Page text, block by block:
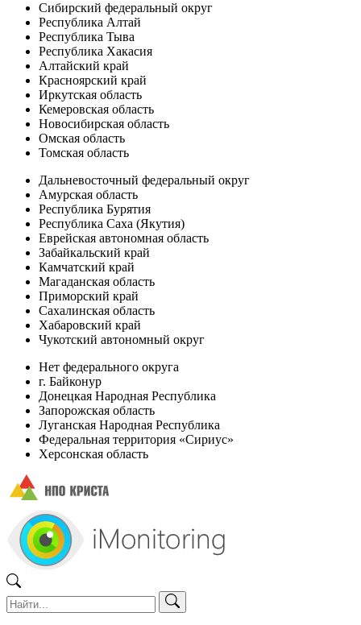
Сибирский федеральный округ
Республика Алтай
Республика Тыва
Республика Хакасия
Алтайский край
Красноярский край
Иркутская область
Кемеровская область
Новосибирская область
Омская область
Томская область
Дальневосточный федеральный округ
Амурская область
Республика Бурятия
Республика Саха (Якутия)
Еврейская автономная область
Забайкальский край
Камчатский край
Магаданская область
Приморский край
Сахалинская область
Хабаровский край
Чукотский автономный округ
Нет федерального округа
г. Байконур
Донецкая Народная Республика
Запорожская область
Луганская Народная Республика
Федеральная территория «Сириус»
Херсонская область